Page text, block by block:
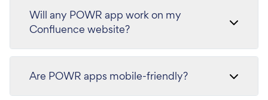
Will any POWR app work on my
Confluence website?
Are POWR apps mobile-friendly?